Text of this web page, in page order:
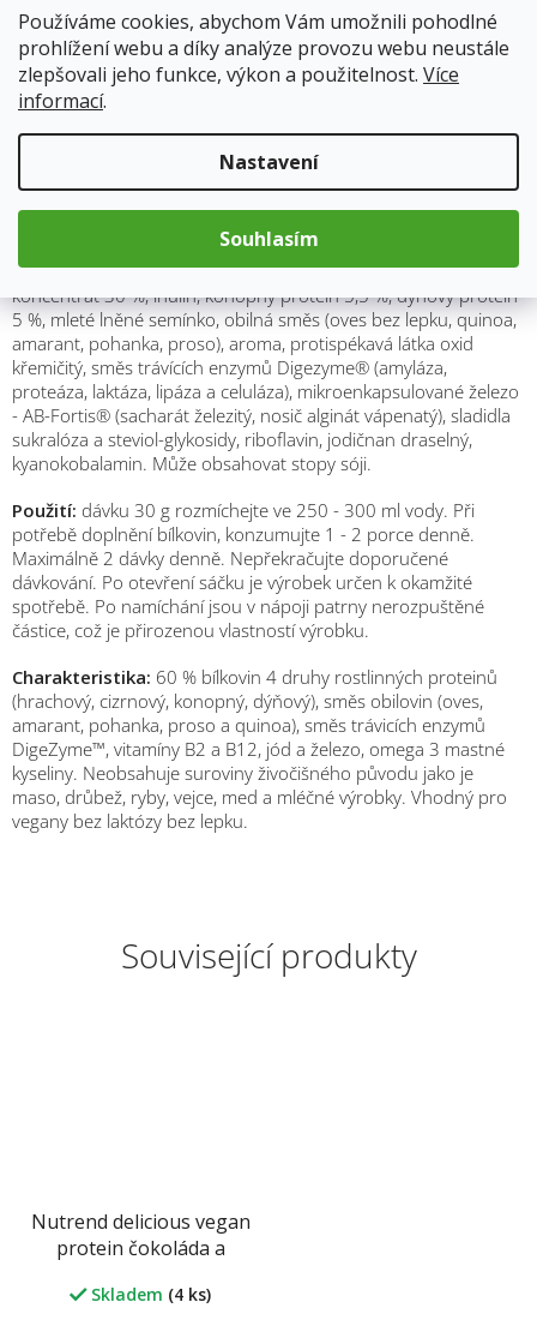
Používáme cookies, abychom Vám umožnili pohodlné
prohlížení webu a díky analýze provozu webu neustále
zlepšovali jeho funkce, výkon a použitelnost. Více
informací.
Nastavení
Souhlasím
Kód produktu:
5556
Kategorie:
Rostlinné proteiny
Hmotnost:
0.03 kg
Položka byla vyprodána…
Související produkty
Nutrend delicious vegan
protein čokoláda a
Skladem (4 ks)
Složení:hrachový proteinový izolát 42 %, cizrnový proteinový
koncentrát 30 %, inulin, konopný protein 5,5 %, dýňový protein
5 %, mleté lněné semínko, obilná směs (oves bez lepku, quinoa,
amarant, pohanka, proso), aroma, protispékavá látka oxid
křemičitý, směs trávících enzymů Digezyme® (amyláza,
proteáza, laktáza, lipáza a celuláza), mikroenkapsulované železo
- AB-Fortis® (sacharát železitý, nosič alginát vápenatý), sladidla
sukralóza a steviol-glykosidy, riboflavin, jodičnan draselný,
kyanokobalamin. Může obsahovat stopy sóji.
Použití: dávku 30 g rozmíchejte ve 250 - 300 ml vody. Při
potřebě doplnění bílkovin, konzumujte 1 - 2 porce denně.
Maximálně 2 dávky denně. Nepřekračujte doporučené
dávkování. Po otevření sáčku je výrobek určen k okamžité
spotřebě. Po namíchání jsou v nápoji patrny nerozpuštěné
částice, což je přirozenou vlastností výrobku.
Charakteristika: 60 % bílkovin 4 druhy rostlinných proteinů
(hrachový, cizrnový, konopný, dýňový), směs obilovin (oves,
amarant, pohanka, proso a quinoa), směs trávicích enzymů
DigeZyme™, vitamíny B2 a B12, jód a železo, omega 3 mastné
kyseliny. Neobsahuje suroviny živočišného původu jako je
maso, drůbež, ryby, vejce, med a mléčné výrobky. Vhodný pro
vegany bez laktózy bez lepku.